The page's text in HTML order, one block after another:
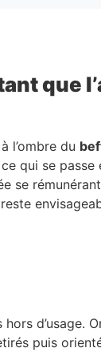
que
l’ombre du
qui se passe
se
d’usage.
puis